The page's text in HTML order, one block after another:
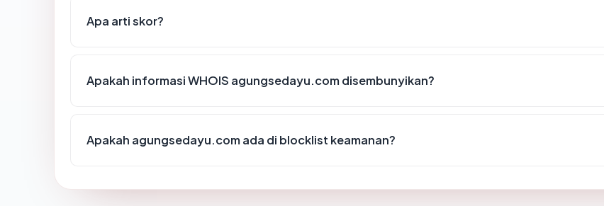
Apa arti skor?
Apakah informasi WHOIS agungsedayu.com disembunyikan?
Apakah agungsedayu.com ada di blocklist keamanan?